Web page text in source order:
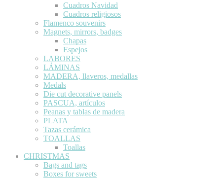
Cuadros Navidad
Cuadros religiosos
Flamenco souvenirs
Magnets, mirrors, badges
Chapas
Espejos
LABORES
LÁMINAS
MADERA, llaveros, medallas
Medals
Die cut decorative panels
PASCUA, artículos
Peanas y tablas de madera
PLATA
Tazas cerámica
TOALLAS
Toallas
CHRISTMAS
Bags and tags
Boxes for sweets